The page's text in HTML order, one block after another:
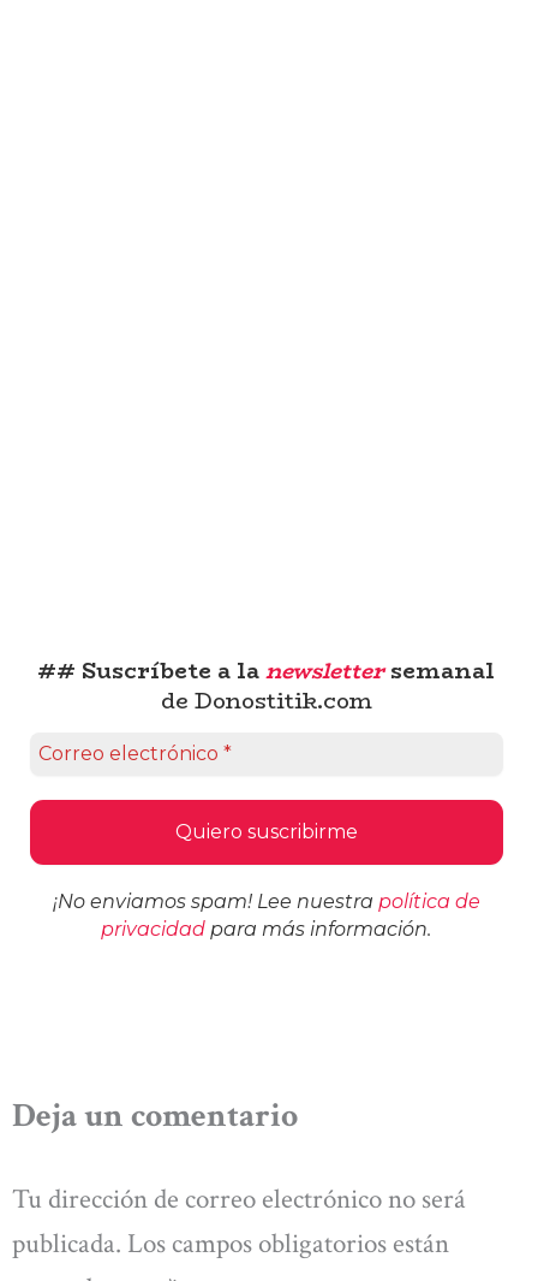
## Suscríbete a lanewslettersemanal
de Donostitik.com
¡No enviamos spam! Lee nuestra política de
privacidad para más información.
Deja un comentario
Tu dirección de correo electrónico no será
publicada. Los campos obligatorios están